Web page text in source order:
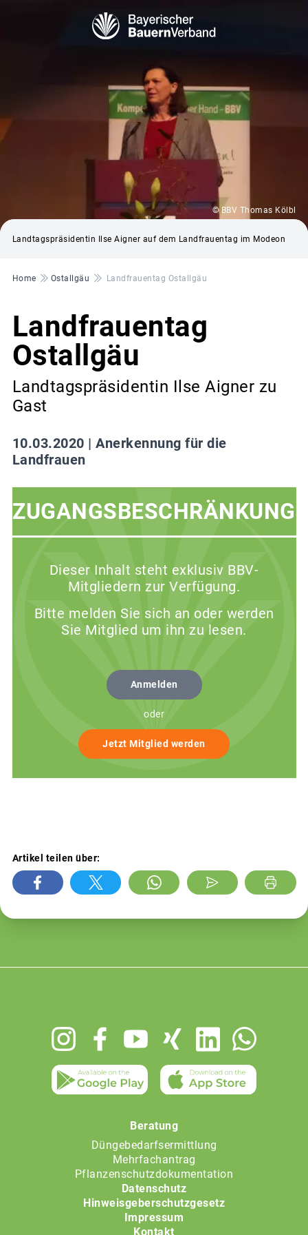
© BBV Thomas Kölbl
Landtagspräsidentin Ilse Aigner auf dem Landfrauentag im Modeon
Pfadnavigation
Home Ostallgäu Landfrauentag Ostallgäu
Landfrauentag
Ostallgäu
Landtagspräsidentin Ilse Aigner zu
Gast
10.03.2020 | Anerkennung für die
Landfrauen
ZUGANGSBESCHRÄNKUNG
Dieser Inhalt steht exklusiv BBV-
Mitgliedern zur Verfügung.
Bitte melden Sie sich an oder werden
Sie Mitglied um ihn zu lesen.
Anmelden
oder
Jetzt Mitglied werden
Artikel teilen über:
Beratung
Düngebedarfsermittlung
Mehrfachantrag
Pflanzenschutzdokumentation
Datenschutz
Hinweisgeberschutzgesetz
Impressum
Kontakt